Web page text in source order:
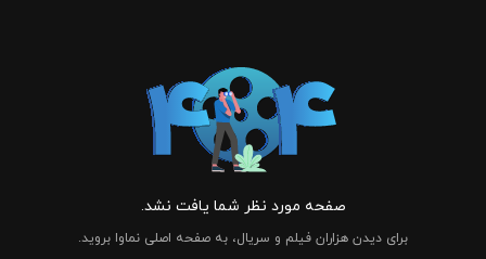
صفحه مورد نظر شما یافت نشد.
برای دیدن هزاران فیلم و سریال، به صفحه اصلی نماوا بروید.